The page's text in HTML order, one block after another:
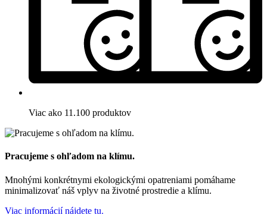
Viac ako 11.100 produktov
Pracujeme s ohľadom na klímu.
Mnohými konkrétnymi ekologickými opatreniami pomáhame
minimalizovať náš vplyv na životné prostredie a klímu.
Viac informácií nájdete tu.